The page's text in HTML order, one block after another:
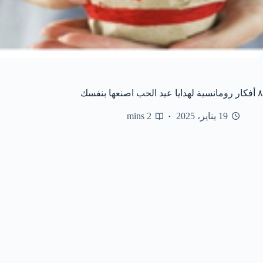
٨ أفكار رومانسية لهدايا عيد الحب اصنعها بنفسك
19 يناير، 2025 2 mins